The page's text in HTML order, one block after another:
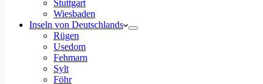
Stuttgart
Wiesbaden
Inseln von Deutschlands
Rügen
Usedom
Fehmarn
Sylt
Föhr